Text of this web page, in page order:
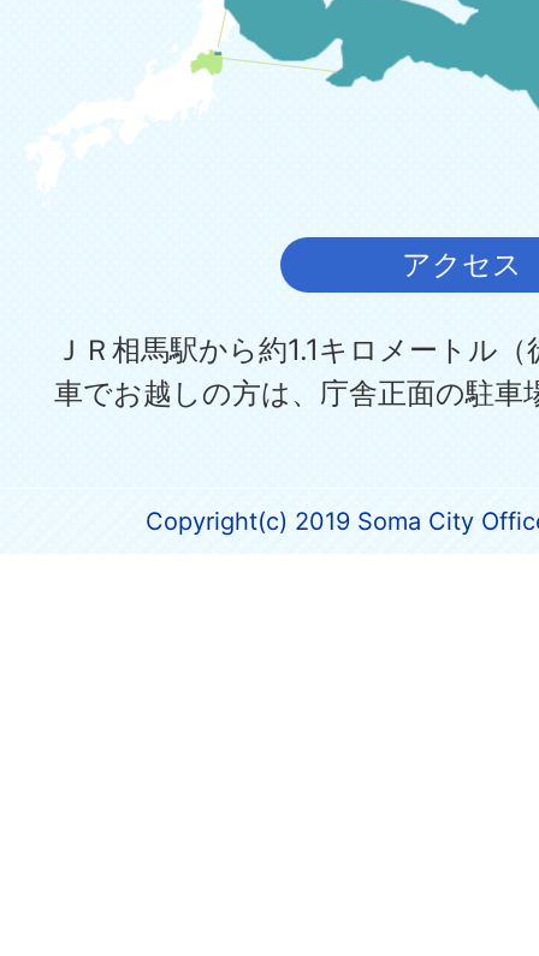
アクセス
ＪＲ相馬駅から約1.1キロメートル
車でお越しの方は、庁舎正面の駐車
Copyright(c) 2019 Soma City